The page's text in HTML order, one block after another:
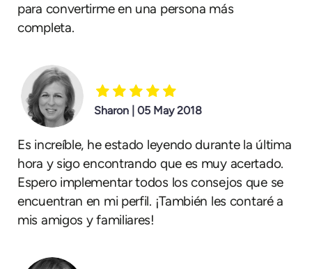
para convertirme en una persona más
completa.
Sharon | 05 May 2018
Es increíble, he estado leyendo durante la última
hora y sigo encontrando que es muy acertado.
Espero implementar todos los consejos que se
encuentran en mi perfil. ¡También les contaré a
mis amigos y familiares!